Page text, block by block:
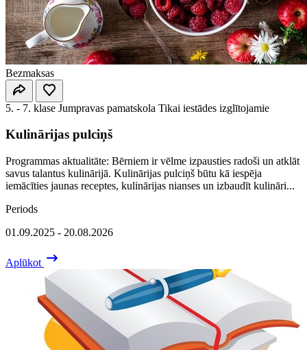
Bezmaksas
5. - 7. klase Jumpravas pamatskola Tikai iestādes izglītojamie
Kulinārijas pulciņš
Programmas aktualitāte: Bērniem ir vēlme izpausties radoši un atklāt
savus talantus kulinārijā. Kulinārijas pulciņš būtu kā iespēja
iemācīties jaunas receptes, kulinārijas nianses un izbaudīt kulināri...
Periods
01.09.2025 - 20.08.2026
Aplūkot